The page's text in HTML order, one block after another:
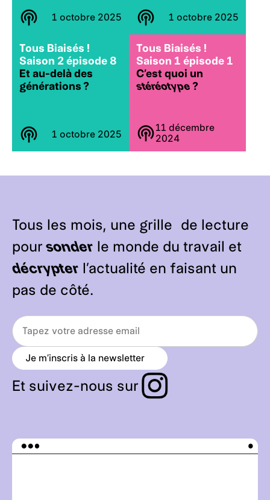
1 octobre 2025 1 octobre 2025
Tous Biaisés !
Saison 2 épisode 8
Et au-delà des
générations ?
1 octobre 2025
Tous Biaisés !
Saison 1 épisode 1
C’est quoi un
stéréotype?
11 décembre
2024
Tous les mois, une grille de lecture
pour sonder le monde du travail et
décrypter l’actualité en faisant un
pas de côté.
Je m’inscris à la newsletter
r
r
o
w
h
Et suivez-nous sur